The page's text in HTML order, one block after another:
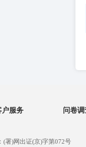
户服务 问卷调
(署)网出证(京)字第072号